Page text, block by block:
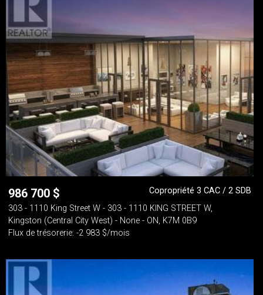
986 700 $
Copropriété 3 CAC / 2 SDB
303 - 1110 King Street W - 303 - 1110 KING STREET W,
Kingston (Central City West) - None - ON, K7M 0B9
Flux de trésorerie: -2 983 $/mois